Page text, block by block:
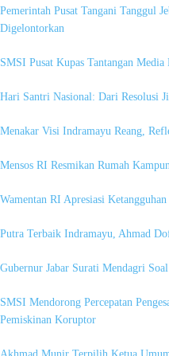
Pemerintah Pusat Tangani Tanggul
Digelontorkan
SMSI Pusat Kupas Tantangan
Hari Santri Nasional: Dari Resolusi
Menakar Visi Indramayu Reang,
Mensos RI Resmikan Rumah
Wamentan RI Apresiasi
Putra Terbaik Indramayu, Ahmad
Gubernur Jabar Surati Mendagri
SMSI Mendorong Percepatan
Pemiskinan Koruptor